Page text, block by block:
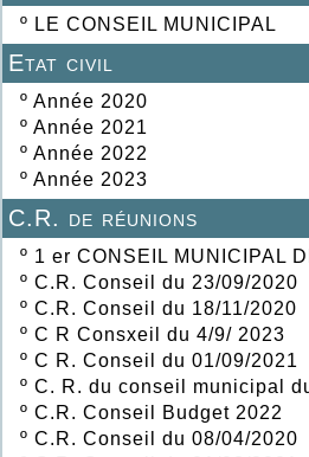
º LE CONSEIL MUNICIPAL
Etat civil
º Année 2020
º Année 2021
º Année 2022
º Année 2023
C.R. de réunions
º 1 er CONSEIL MUNICIPAL
º C.R. Conseil du 23/09/2020
º C.R. Conseil du 18/11/2020
º C R Consxeil du 4/9/ 2023
º C R. Conseil du 01/09/2021
º C. R. du conseil municipal
º C.R. Conseil Budget 2022
º C.R. Conseil du 08/04/2020